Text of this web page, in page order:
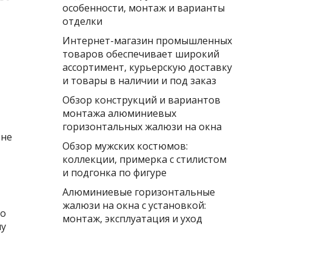
особенности, монтаж и варианты
отделки
Интернет-магазин промышленных
товаров обеспечивает широкий
ассортимент, курьерскую доставку
и товары в наличии и под заказ
Обзор конструкций и вариантов
монтажа алюминиевых
горизонтальных жалюзи на окна
Обзор мужских костюмов:
коллекции, примерка с стилистом
и подгонка по фигуре
Алюминиевые горизонтальные
жалюзи на окна с установкой:
монтаж, эксплуатация и уход